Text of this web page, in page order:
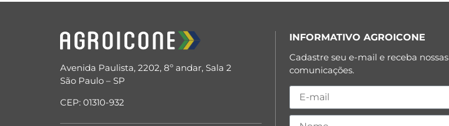
Avenida Paulista, 2202, 8º andar, Sala 2
São Paulo – SP
CEP: 01310-932
INFORMATIVO AGROICONE
Cadastre seu e-mail e receba nossas
comunicações.